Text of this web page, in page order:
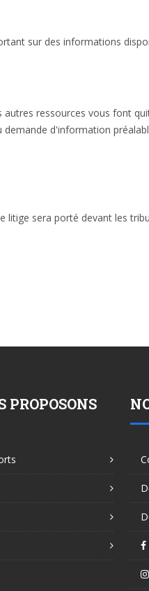
sur des informations
ressources vous font
d'information
litige sera porté devant les
PROPOSONS